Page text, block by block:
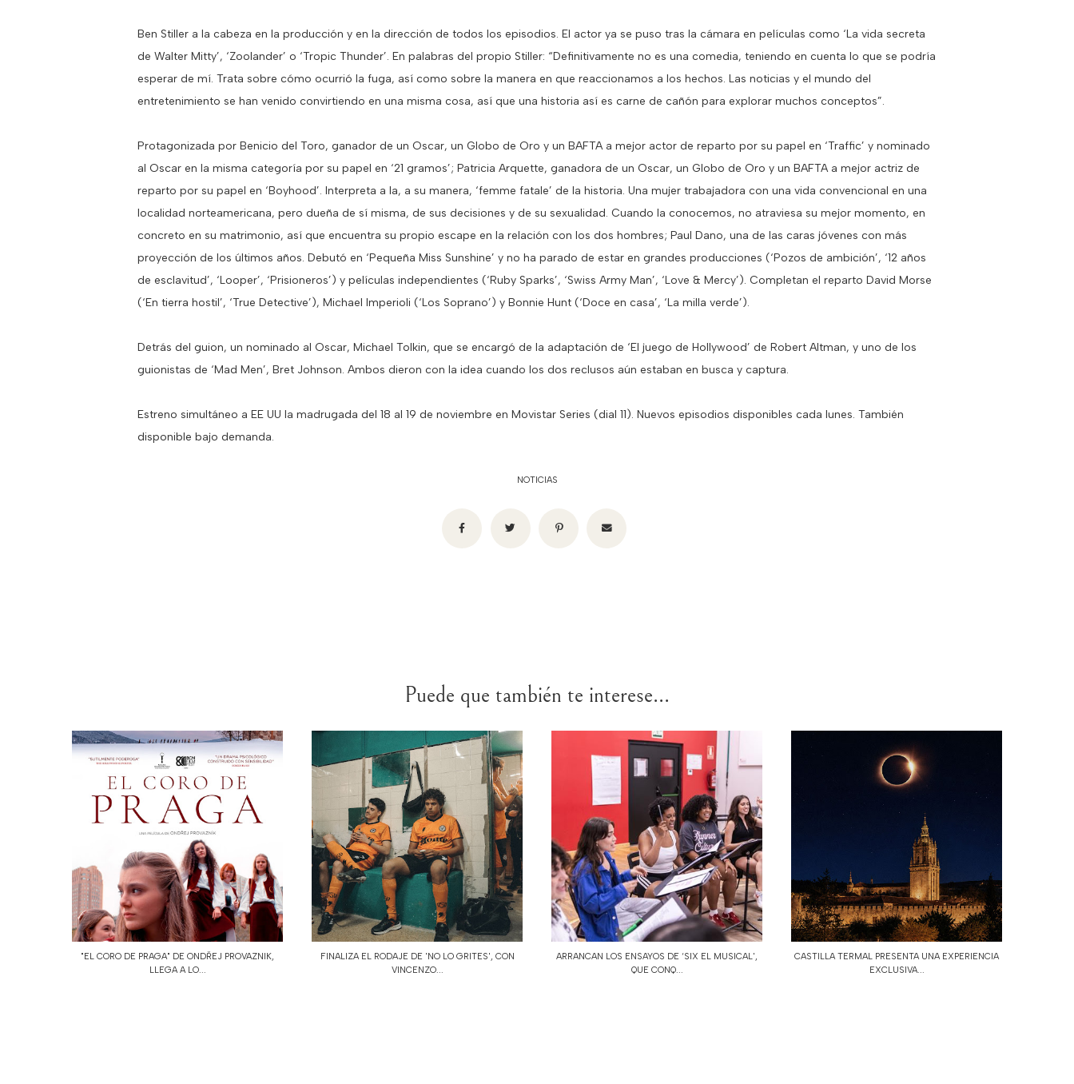
Ben Stiller a la cabeza en la producción y en la dirección de todos los episodios. El actor ya se puso tras la cámara en películas como ‘La vida secreta
de Walter Mitty’, ‘Zoolander’ o ‘Tropic Thunder’. En palabras del propio Stiller: “Definitivamente no es una comedia, teniendo en cuenta lo que se podría
esperar de mí. Trata sobre cómo ocurrió la fuga, así como sobre la manera en que reaccionamos a los hechos. Las noticias y el mundo del
entretenimiento se han venido convirtiendo en una misma cosa, así que una historia así es carne de cañón para explorar muchos conceptos”.
Protagonizada por Benicio del Toro, ganador de un Oscar, un Globo de Oro y un BAFTA a mejor actor de reparto por su papel en ‘Traffic’ y nominado
al Oscar en la misma categoría por su papel en ‘21 gramos’; Patricia Arquette, ganadora de un Oscar, un Globo de Oro y un BAFTA a mejor actriz de
reparto por su papel en ‘Boyhood’. Interpreta a la, a su manera, ‘femme fatale’ de la historia. Una mujer trabajadora con una vida convencional en una
localidad norteamericana, pero dueña de sí misma, de sus decisiones y de su sexualidad. Cuando la conocemos, no atraviesa su mejor momento, en
concreto en su matrimonio, así que encuentra su propio escape en la relación con los dos hombres; Paul Dano, una de las caras jóvenes con más
proyección de los últimos años. Debutó en ‘Pequeña Miss Sunshine’ y no ha parado de estar en grandes producciones (‘Pozos de ambición’, ‘12 años
de esclavitud’, ‘Looper’, ‘Prisioneros’) y películas independientes (‘Ruby Sparks’, ‘Swiss Army Man’, ‘Love & Mercy’). Completan el reparto David Morse
(‘En tierra hostil’, ‘True Detective’), Michael Imperioli (‘Los Soprano’) y Bonnie Hunt (‘Doce en casa’, ‘La milla verde’).
Detrás del guion, un nominado al Oscar, Michael Tolkin, que se encargó de la adaptación de ‘El juego de Hollywood’ de Robert Altman, y uno de los
guionistas de ‘Mad Men’, Bret Johnson. Ambos dieron con la idea cuando los dos reclusos aún estaban en busca y captura.
Estreno simultáneo a EE UU la madrugada del 18 al 19 de noviembre en Movistar Series (dial 11). Nuevos episodios disponibles cada lunes. También
disponible bajo demanda.
NOTICIAS
Puede que también te interese...
"EL CORO DE PRAGA" DE ONDŘEJ PROVAZNIK,
LLEGA A LO...
FINALIZA EL RODAJE DE 'NO LO GRITES', CON
VINCENZO...
ARRANCAN LOS ENSAYOS DE ‘SIX EL MUSICAL',
QUE CONQ...
CASTILLA TERMAL PRESENTA UNA EXPERIENCIA
EXCLUSIVA...